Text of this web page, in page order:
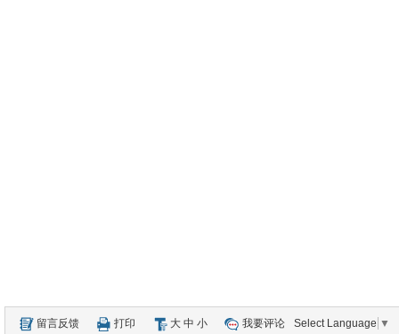
留言反馈 打印 大 中 小 我要评论 Select Language ▼